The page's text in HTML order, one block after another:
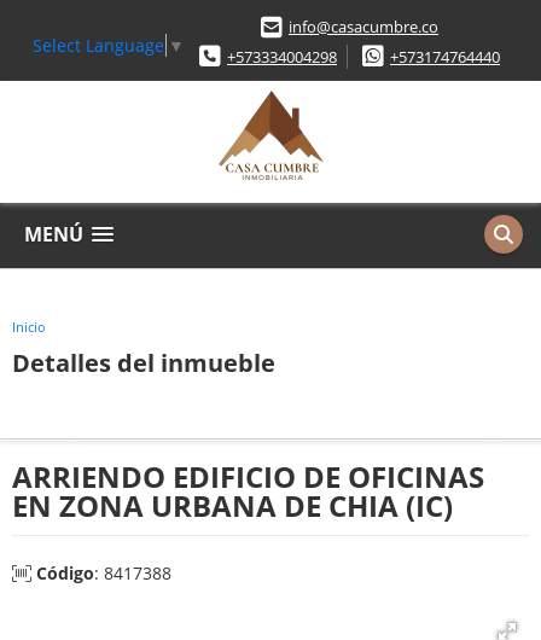
Select Language ▼
info@casacumbre.co
+573334004298
+573174764440
MENÚ
Inicio
Detalles del inmueble
ARRIENDO EDIFICIO DE OFICINAS
EN ZONA URBANA DE CHIA (IC)
Código: 8417388